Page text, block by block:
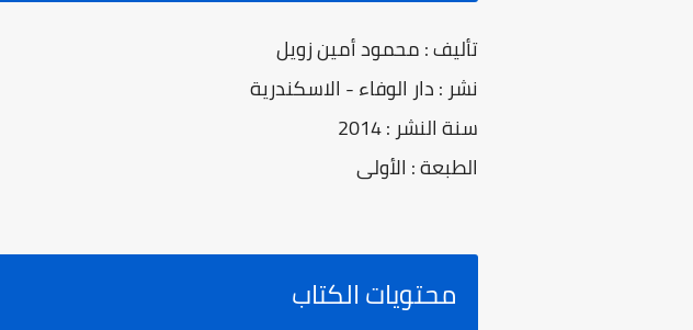
تأليف : محمود أمين زويل
نشر : دار الوفاء - الاسكندرية
سنة النشر : 2014
الطبعة : الأولى
محتويات الكتاب